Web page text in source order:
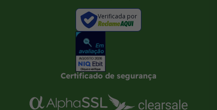
Verificada por
Certificado de segurança